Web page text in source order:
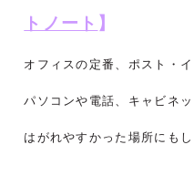
トノート 】
オフィスの定番、ポスト・
パソコンや電話、キャビネ
はがれやすかった場所にも